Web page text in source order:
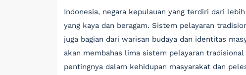
Indonesia, negara kepulauan yang terdiri dari
yang kaya dan beragam. Sistem pelayaran
juga bagian dari warisan budaya dan identitas
akan membahas lima sistem pelayaran
pentingnya dalam kehidupan masyarakat dan